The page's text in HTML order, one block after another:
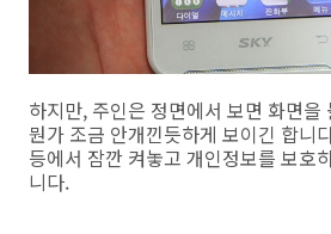
하지만, 주인은 정면에서 보면 화면을
뭔가 조금 안개낀듯하게 보이긴 합니
등에서 잠깐 켜놓고 개인정보를 보호
니다.